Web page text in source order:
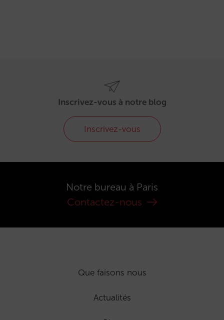
Inscrivez-vous à notre blog
Inscrivez-vous
Notre bureau à Paris
Contactez-nous
Que faisons nous
Actualités